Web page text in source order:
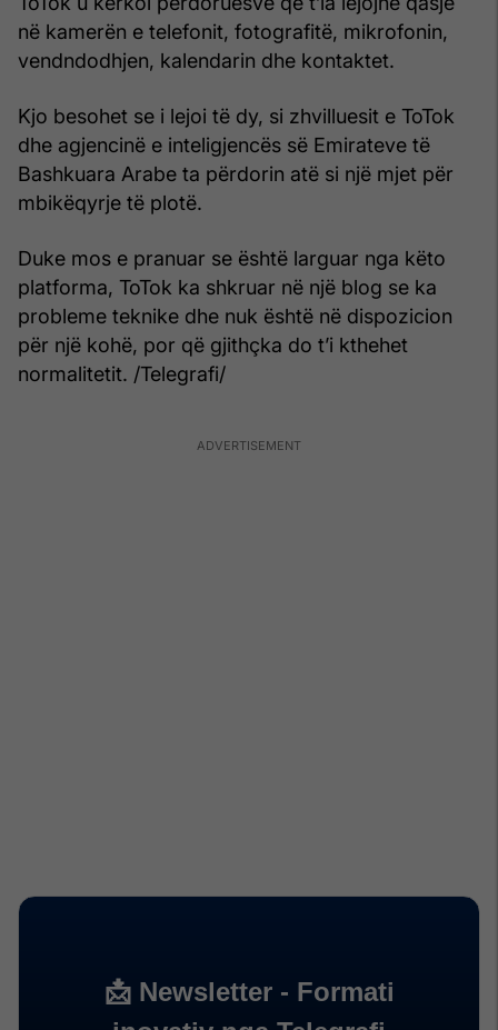
në kamerën e telefonit, fotografitë, mikrofonin,
vendndodhjen, kalendarin dhe kontaktet.
Kjo besohet se i lejoi të dy, si zhvilluesit e ToTok
dhe agjencinë e inteligjencës së Emirateve të
Bashkuara Arabe ta përdorin atë si një mjet për
mbikëqyrje të plotë.
Duke mos e pranuar se është larguar nga këto
platforma, ToTok ka shkruar në një blog se ka
probleme teknike dhe nuk është në dispozicion
për një kohë, por që gjithçka do t’i kthehet
normalitetit. /Telegrafi/